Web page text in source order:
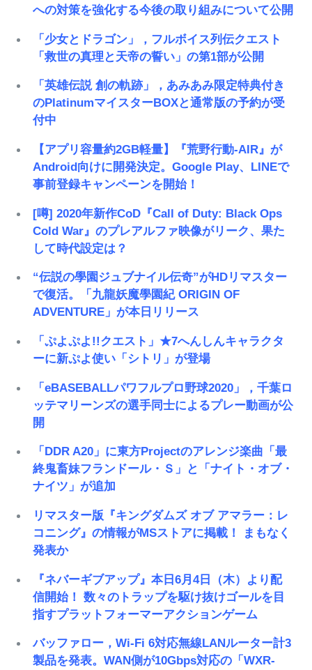
への対策を強化する今後の取り組みについて公開
「少女とドラゴン」，フルボイス列伝クエスト
「救世の真理と天帝の誓い」の第1部が公開
「英雄伝説 創の軌跡」，あみあみ限定特典付き
のPlatinumマイスターBOXと通常版の予約が受
付中
【アプリ容量約2GB軽量】『荒野行動-AIR』が
Android向けに開発決定。Google Play、LINEで
事前登録キャンペーンを開始！
[噂] 2020年新作CoD『Call of Duty: Black Ops
Cold War』のプレアルファ映像がリーク、果た
して時代設定は？
“伝説の學園ジュブナイル伝奇”がHDリマスター
で復活。「九龍妖魔學園紀 ORIGIN OF
ADVENTURE」が本日リリース
「ぷよぷよ!!クエスト」★7へんしんキャラクタ
ーに新ぷよ使い「シトリ」が登場
「eBASEBALLパワフルプロ野球2020」，千葉ロ
ッテマリーンズの選手同士によるプレー動画が公
開
「DDR A20」に東方Projectのアレンジ楽曲「最
終鬼畜妹フランドール・Ｓ」と「ナイト・オブ・
ナイツ」が追加
リマスター版『キングダムズ オブ アマラー：レ
コニング』の情報がMSストアに掲載！ まもなく
発表か
『ネバーギブアップ』本日6月4日（木）より配
信開始！ 数々のトラップを駆け抜けゴールを目
指すプラットフォーマーアクションゲーム
バッファロー，Wi-Fi 6対応無線LANルーター計3
製品を発表。WAN側が10Gbps対応の「WXR-